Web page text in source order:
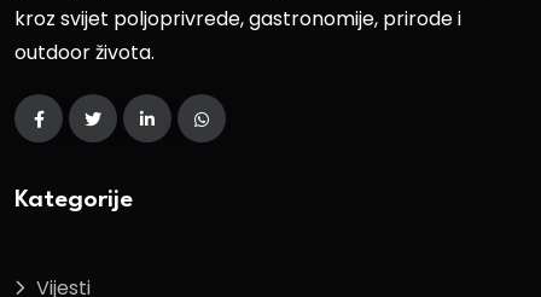
kroz svijet poljoprivrede, gastronomije, prirode i
outdoor života.
Kategorije
Vijesti